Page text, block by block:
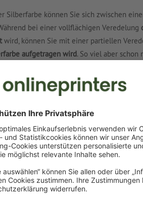
Silberfarbe können Sie sich zwischen
bei einer vollflächigen Veredelung
wird, können Sie mit einer partiellen
aufgetragen wird. So viel aber schon
quasi identisch.